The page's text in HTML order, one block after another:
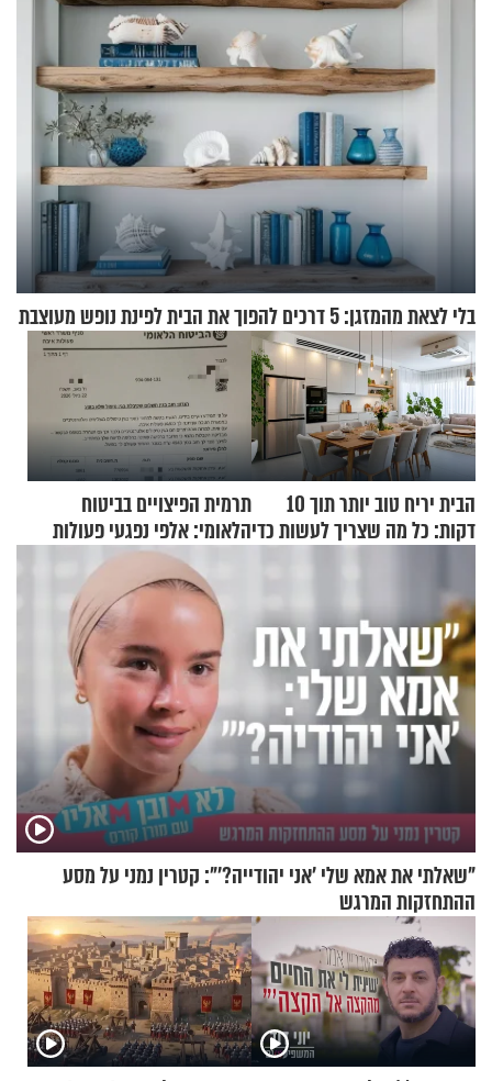
בלי לצאת מהמזגן: 5 דרכים להפוך את הבית לפינת נופש מעוצבת
הבית יריח טוב יותר תוך 10
דקות: כל מה שצריך לעשות כדי
תרמית הפיצויים בביטוח
הלאומי: אלפי נפגעי פעולות
איבה קיבלו כספים במירמה
"שאלתי את אמא שלי 'אני יהודייה?'": קטרין נמני על מסע
ההתחזקות המרגש